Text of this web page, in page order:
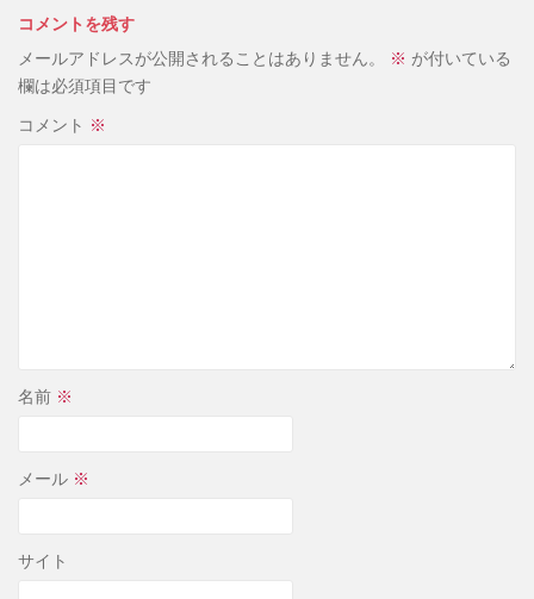
コメントを残す
メールアドレスが公開されることはありません。
※ が付いている
欄は必須項目です
コメント ※
名前 ※
メール ※
サイト